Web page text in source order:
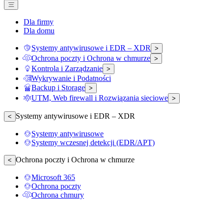
Dla firmy
Dla domu
Systemy antywirusowe i EDR – XDR >
Ochrona poczty i Ochrona w chmurze >
Kontrola i Zarządzanie >
Wykrywanie i Podatności
Backup i Storage >
UTM, Web firewall i Rozwiązania sieciowe >
< Systemy antywirusowe i EDR – XDR
Systemy antywirusowe
Systemy wczesnej detekcji (EDR/APT)
< Ochrona poczty i Ochrona w chmurze
Microsoft 365
Ochrona poczty
Ochrona chmury